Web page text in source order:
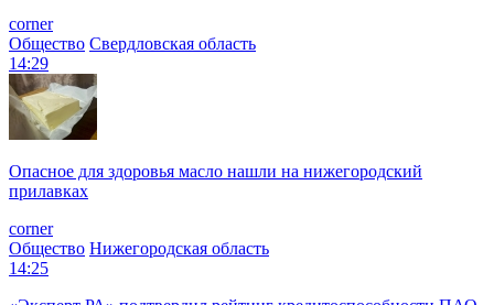
corner
Общество Свердловская область
14:29
Опасное для здоровья масло нашли на нижегородский
прилавках
corner
Общество Нижегородская область
14:25